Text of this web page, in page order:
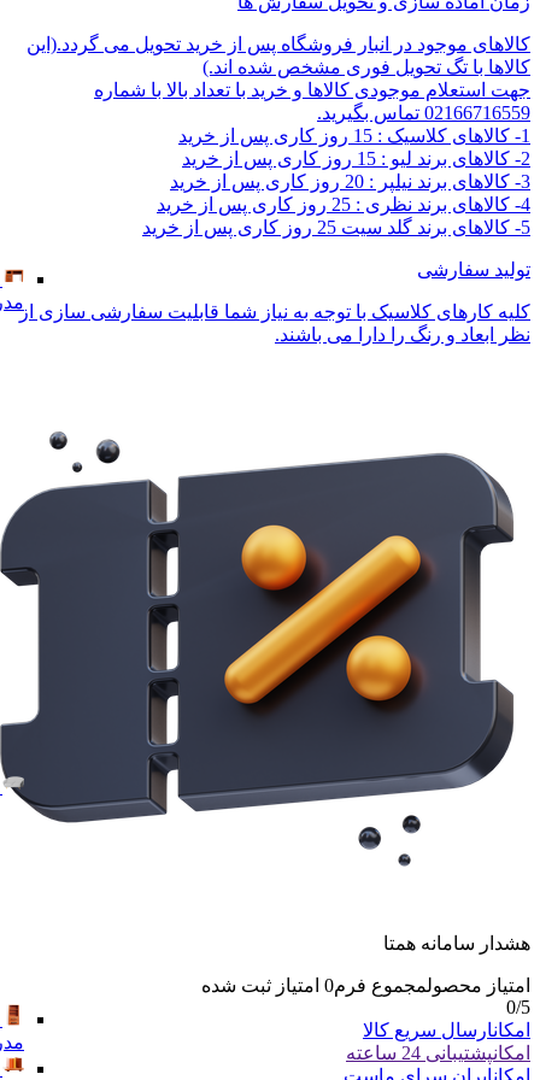
کالاهای موجود در انبار فروشگاه پس از خرید تحویل می گردد.(این
کالاها با تگ تحویل فوری مشخص شده اند.)
جهت استعلام موجودی کالاها و خرید با تعداد بالا با شماره
02166716559 تماس بگیرید.
1- کالاهای کلاسیک : 15 روز کاری پس از خرید
2- کالاهای برند لیو : 15 روز کاری پس از خرید
3- کالاهای برند نیلپر : 20 روز کاری پس از خرید
4- کالاهای برند نظری : 25 روز کاری پس از خرید
5- کالاهای برند گلد سیت 25 روز کاری پس از خرید
تولید سفارشی
کلیه کارهای کلاسیک با توجه به نیاز شما قابلیت سفارشی سازی از
نظر ابعاد و رنگ را دارا می باشند.
هشدار سامانه همتا
امتیاز محصولمجموع فرم0 امتیاز ثبت شده
0/5
امکانارسال سریع کالا
امکانپشتیبانی 24 ساعته
امکانایران سرای ماست